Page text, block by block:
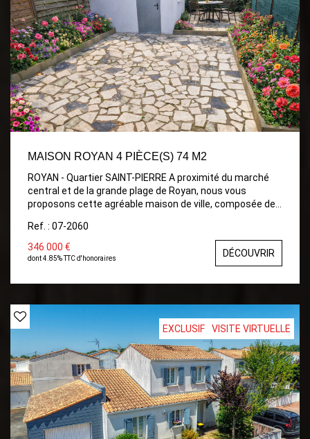
MAISON ROYAN 4 PIÈCE(S) 74 M2
ROYAN - Quartier SAINT-PIERRE A proximité du marché
central et de la grande plage de Royan, nous vous
proposons cette agréable maison de ville, composée de
salon-séjour, cuisine ouverte, aménagée et équipée
donnant sur terrasse, espace de rangement, wc. Etage :
palier, trois chambres dont une avec placard, salle d'eau
et wc. Pompe à chaleur air/eau. Toiture neuve.
Dépendance
Ref. : 07-2060
346 000 €
dont 4.85% TTC d'honoraires DÉCOUVRIR
EXCLUSIF VISITE VIRTUELLE